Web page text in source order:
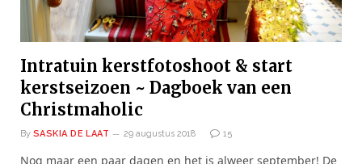
Intratuin kerstfotoshoot & start
kerstseizoen ~ Dagboek van een
Christmaholic
By SASKIA DE LAAT 29 augustus 2018 15
Nog maar een paar dagen en het is alweer september! De